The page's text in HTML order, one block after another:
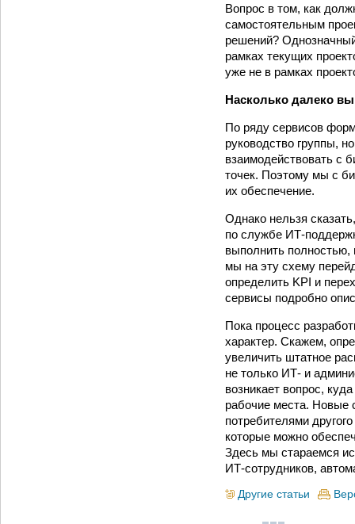
Вопрос в том, как
самостоятельным
решений?
рамках текущих
уже не в рамках
Насколько далеко
По ряду сервисов
руководство группы,
взаимодействовать с
точек. Поэтому мы с
их обеспечение.
Однако нельзя
по службе ИТ-
выполнить полностью,
мы на эту схему
определить KPI и
сервисы подробно
Пока процесс
характер. Скажем,
увеличить штатное
не только ИТ- и
возникает вопрос,
рабочие места. Новые
потребителями
которые можно
Здесь мы стараемся
ИТ-сотрудников,
Другие статьи